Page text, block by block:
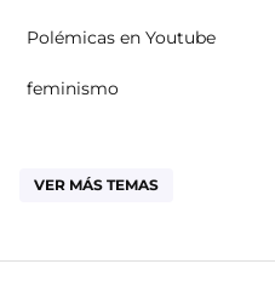
Polémicas en Youtube
feminismo
VER MÁS TEMAS